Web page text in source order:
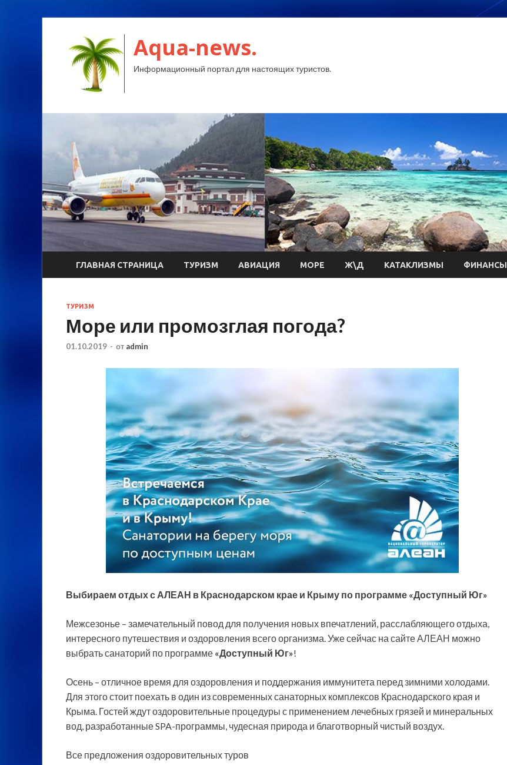
Aqua-news.
Информационный портал для настоящих туристов.
ГЛАВНАЯ СТРАНИЦА ТУРИЗМ АВИАЦИЯ МОРЕ Ж\Д КАТАКЛИЗМЫ ФИНАНСЫ
ТУРИЗМ
Море или промозглая погода?
01.10.2019 - от admin
Выбираем отдых с АЛЕАН в Краснодарском крае и Крыму по программе «Доступный Юг»
Межсезонье – замечательный повод для получения новых впечатлений, расслабляющего отдыха,
интересного путешествия и оздоровления всего организма. Уже сейчас на сайте АЛЕАН можно
выбратьсанаторий по программе «Доступный Юг»!
Осень – отличное время для оздоровления и поддержания иммунитета перед зимними холодами.
Для этого стоит поехать в один из современных санаторных комплексов Краснодарского края и
Крыма. Гостей ждут оздоровительные процедуры с применением лечебных грязей и минеральных
вод, разработанные SPA-программы, чудесная природа и благотворный чистый воздух.
Все предложения оздоровительных туров